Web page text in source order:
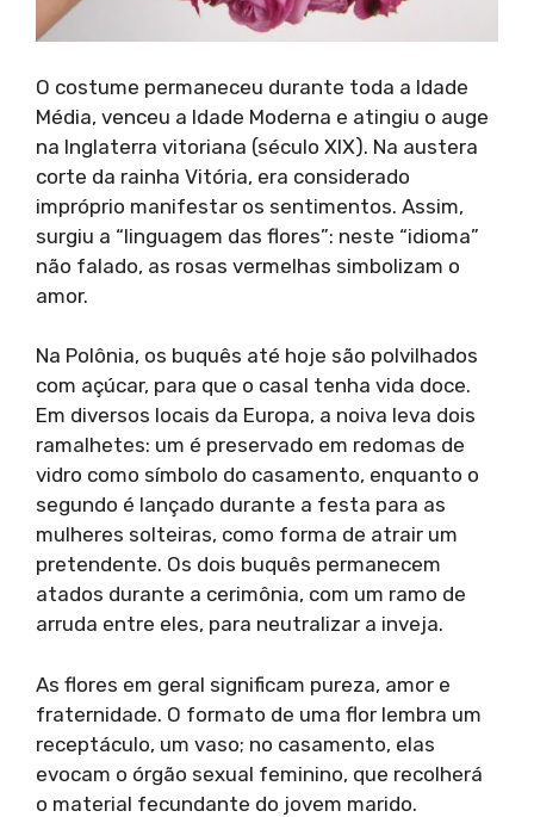
O costume permaneceu durante toda a Idade
Média, venceu a Idade Moderna e atingiu o auge
na Inglaterra vitoriana (século XIX). Na austera
corte da rainha Vitória, era considerado
impróprio manifestar os sentimentos. Assim,
surgiu a “linguagem das flores”: neste “idioma”
não falado, as rosas vermelhas simbolizam o
amor.
Na Polônia, os buquês até hoje são polvilhados
com açúcar, para que o casal tenha vida doce.
Em diversos locais da Europa, a noiva leva dois
ramalhetes: um é preservado em redomas de
vidro como símbolo do casamento, enquanto o
segundo é lançado durante a festa para as
mulheres solteiras, como forma de atrair um
pretendente. Os dois buquês permanecem
atados durante a cerimônia, com um ramo de
arruda entre eles, para neutralizar a inveja.
As flores em geral significam pureza, amor e
fraternidade. O formato de uma flor lembra um
receptáculo, um vaso; no casamento, elas
evocam o órgão sexual feminino, que recolherá
o material fecundante do jovem marido.